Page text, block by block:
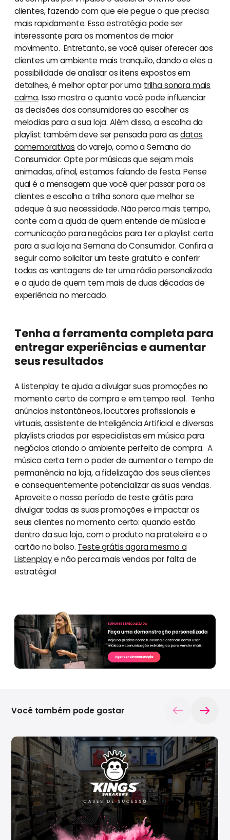
clientes, fazendo com que ele pegue o que precisa
mais rapidamente. Essa estratégia pode ser
interessante para os momentos de maior
movimento. Entretanto, se você quiser oferecer aos
clientes um ambiente mais tranquilo, dando a eles a
possibilidade de analisar os itens expostos em
detalhes, é melhor optar por uma trilha sonora mais
calma. Isso mostra o quanto você pode influenciar
as decisões dos consumidores ao escolher as
melodias para a sua loja. Além disso, a escolha da
playlist também deve ser pensada para as datas
comemorativas do varejo, como a Semana do
Consumidor. Opte por músicas que sejam mais
animadas, afinal, estamos falando de festa. Pense
qual é a mensagem que você quer passar para os
clientes e escolha a trilha sonora que melhor se
adeque à sua necessidade. Não perca mais tempo,
conte com a ajuda de quem entende de música e
comunicação para negócios para ter a playlist certa
para a sua loja na Semana do Consumidor. Confira a
seguir como solicitar um teste gratuito e conferir
todas as vantagens de ter uma rádio personalizada
e a ajuda de quem tem mais de duas décadas de
experiência no mercado.
Tenha a ferramenta completa para
entregar experiências e aumentar
seus resultados
A Listenplay te ajuda a divulgar suas promoções no
momento certo de compra e em tempo real. Tenha
anúncios instantâneos, locutores profissionais e
virtuais, assistente de Inteligência Artificial e diversas
playlists criadas por especialistas em música para
negócios criando o ambiente perfeito de compra. A
música certa tem o poder de aumentar o tempo de
permanência na loja, a fidelização dos seus clientes
e consequentemente potencializar as suas vendas.
Aproveite o nosso período de teste grátis para
divulgar todas as suas promoções e impactar os
seus clientes no momento certo: quando estão
dentro da sua loja, com o produto na prateleira e o
cartão no bolso. Teste grátis agora mesmo a
Listenplaye não perca mais vendas por falta de
estratégia!
Você também pode gostar